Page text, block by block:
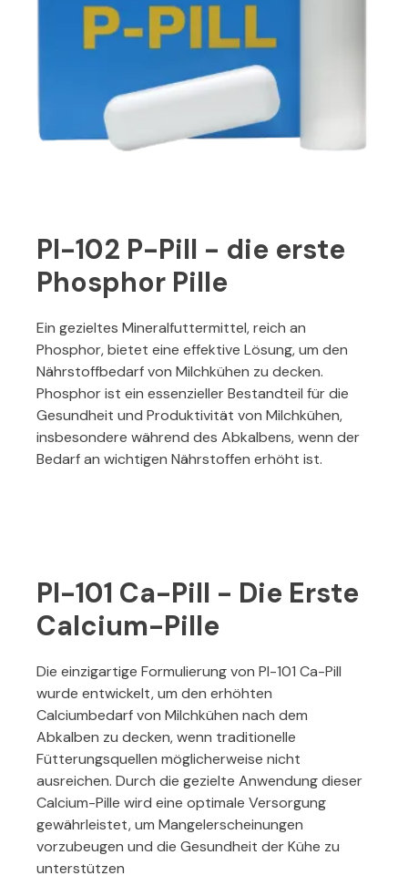
PI-102 P-Pill - die erste
Phosphor Pille
Ein gezieltes Mineralfuttermittel, reich an
Phosphor, bietet eine effektive Lösung, um den
Nährstoffbedarf von Milchkühen zu decken.
Phosphor ist ein essenzieller Bestandteil für die
Gesundheit und Produktivität von Milchkühen,
insbesondere während des Abkalbens, wenn der
Bedarf an wichtigen Nährstoffen erhöht ist.
PI-101 Ca-Pill - Die Erste
Calcium-Pille
Die einzigartige Formulierung von PI-101 Ca-Pill
wurde entwickelt, um den erhöhten
Calciumbedarf von Milchkühen nach dem
Abkalben zu decken, wenn traditionelle
Fütterungsquellen möglicherweise nicht
ausreichen. Durch die gezielte Anwendung dieser
Calcium-Pille wird eine optimale Versorgung
gewährleistet, um Mangelerscheinungen
vorzubeugen und die Gesundheit der Kühe zu
unterstützen